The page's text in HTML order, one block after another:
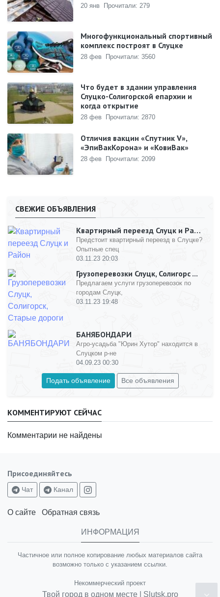
20 янв Прочитали: 279
Многофункциональный спортивный
комплекс построят в Слуцке
28 фев Прочитали: 3560
Что будет в здании управления
Слуцко-Солигорской епархии и
когда открытие
28 фев Прочитали: 2870
Отличия вакцин «Спутник V»,
«ЭпиВакКорона» и «КовиВак»
28 фев Прочитали: 2099
СВЕЖИЕ ОБЪЯВЛЕНИЯ
Квартирный переезд Слуцк и Рай ...
Предстоит квартирный переезд в Слуцке?
Опытные спец
03.11.23 20:03
Грузоперевозки Слуцк, Солигорс ...
Предлагаем услуги грузоперевозок по
городам Слуцк,
03.11.23 19:48
БАНЯБОНДАРИ
Агро-усадьба "Юрин Хутор" находится в
Слуцком р-не
04.09.23 00:30
Подать объявление Все объявления
КОММЕНТИРУЮТ СЕЙЧАС
Комментарии не найдены
Присоединяйтесь
Чат Канал
О сайте Обратная связь
ИНФОРМАЦИЯ
Частичное или полное копирование любых материалов сайта
возможно только с указанием ссылки.
Некоммерческий проект
Твой город в одном месте | Slutsk.pro